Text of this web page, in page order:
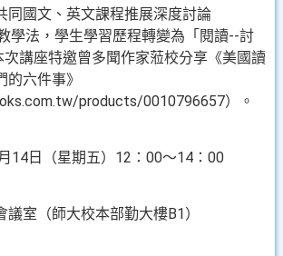
同國文、英文課程推展深度討論
學法，學生學習歷程轉變為「閱讀--討
講座特邀曾多聞作家蒞校分享《美國讀
六件事》
products/0010796657）。
14日（星期五）12：00～14：00
室（師大校本部勤大樓B1）